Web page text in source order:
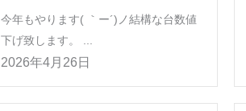
今年もやります( ｀ー´)ノ結構な台数値
下げ致します。 ...
2026年4月26日